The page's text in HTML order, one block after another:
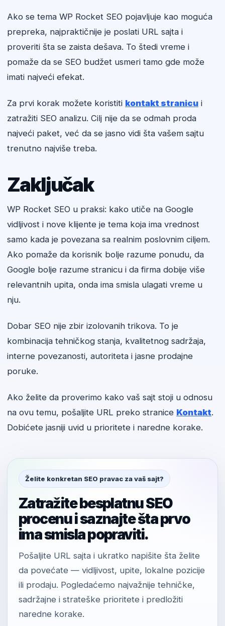
Ako se tema WP Rocket SEO pojavljuje kao moguća
prepreka, najpraktičnije je poslati URL sajta i
proveriti šta se zaista dešava. To štedi vreme i
pomaže da se SEO budžet usmeri tamo gde može
imati najveći efekat.
Za prvi korak možete koristiti kontakt stranicu i
zatražiti SEO analizu. Cilj nije da se odmah proda
najveći paket, već da se jasno vidi šta vašem sajtu
trenutno najviše treba.
Zaključak
WP Rocket SEO u praksi: kako utiče na Google
vidljivost i nove klijente je tema koja ima vrednost
samo kada je povezana sa realnim poslovnim ciljem.
Ako pomaže da korisnik bolje razume ponudu, da
Google bolje razume stranicu i da firma dobije više
relevantnih upita, onda ima smisla ulagati vreme u
nju.
Dobar SEO nije zbir izolovanih trikova. To je
kombinacija tehničkog stanja, kvalitetnog sadržaja,
interne povezanosti, autoriteta i jasne prodajne
poruke.
Ako želite da proverimo kako vaš sajt stoji u odnosu
na ovu temu, pošaljite URL preko stranice Kontakt.
Dobićete jasniji uvid u prioritete i naredne korake.
Želite konkretan SEO pravac za vaš sajt?
Zatražite besplatnu SEO
procenu i saznajte šta prvo
ima smisla popraviti.
Pošaljite URL sajta i ukratko napišite šta želite
da povećate — vidljivost, upite, lokalne pozicije
ili prodaju. Pogledaćemo najvažnije tehničke,
sadržajne i strateške prioritete i predložiti
naredne korake.